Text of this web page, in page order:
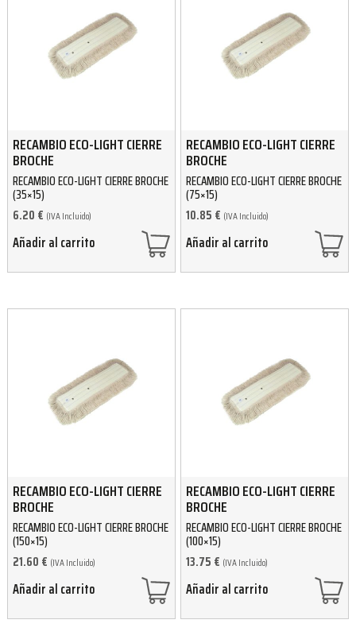
RECAMBIO ECO-LIGHT CIERRE
BROCHE
RECAMBIO ECO-LIGHT CIERRE BROCHE
(35×15)
6.20 € (IVA Incluido)
Añadir al carrito
RECAMBIO ECO-LIGHT CIERRE
BROCHE
RECAMBIO ECO-LIGHT CIERRE BROCHE
(75×15)
10.85 € (IVA Incluido)
Añadir al carrito
RECAMBIO ECO-LIGHT CIERRE
BROCHE
RECAMBIO ECO-LIGHT CIERRE BROCHE
(150×15)
21.60 € (IVA Incluido)
Añadir al carrito
RECAMBIO ECO-LIGHT CIERRE
BROCHE
RECAMBIO ECO-LIGHT CIERRE BROCHE
(100×15)
13.75 € (IVA Incluido)
Añadir al carrito